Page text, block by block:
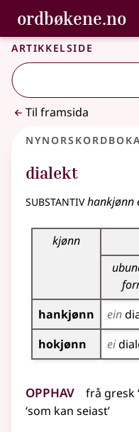
Gå til
Tilgjenge
ordbøkene.no,
Bokmålsordboka og
Artikkelside
Til framsida
dialekt
substantivhankjønn
Bøyningstabell for
kjønn
hankjønn
ein
hokjønn
ei
Opphav frå gresk
‘som kan seiast’